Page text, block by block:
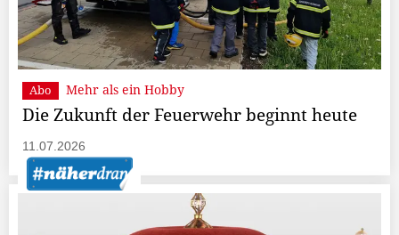
Abo Mehr als ein Hobby
Die Zukunft der Feuerwehr beginnt heute
11.07.2026